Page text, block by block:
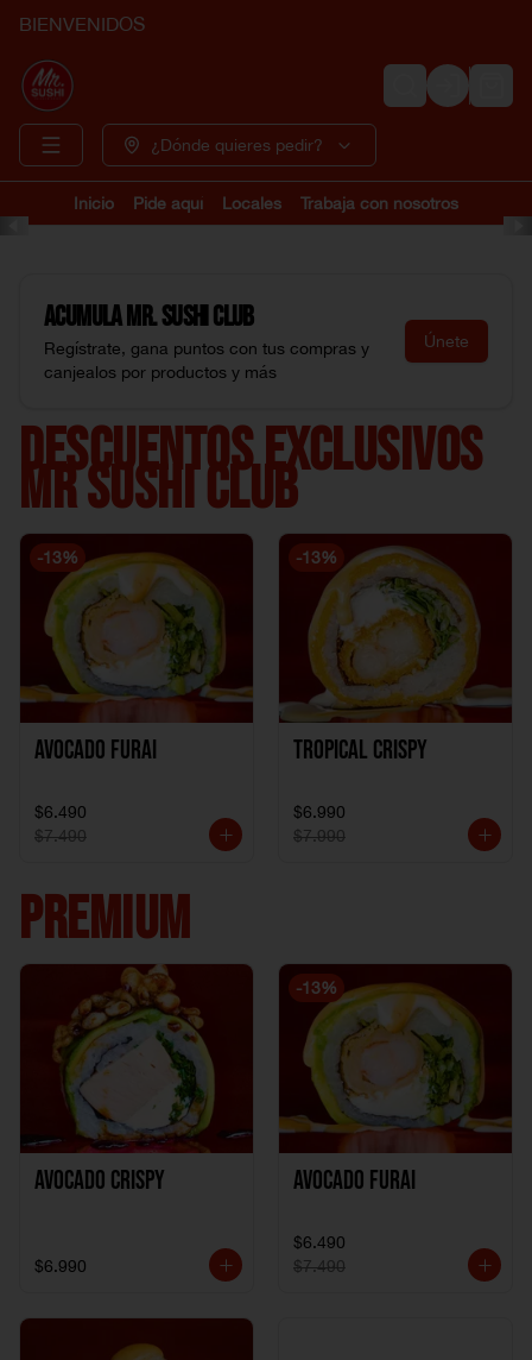
BIENVENIDOS
Login
¿Dónde quieres pedir?
Inicio Pide aquí Locales Trabaja con nosotros
AcumulaMr. Sushi Club
Regístrate, gana puntos con tus compras y
canjealos por productos y más
Únete
DESCUENTOS EXCLUSIVOS
MR SUSHI CLUB
-13%
Avocado Furai
$6.490
$7.490
-13%
Tropical crispy
$6.990
$7.990
PREMIUM
Avocado Crispy
$6.990
-13%
Avocado Furai
$6.490
$7.490